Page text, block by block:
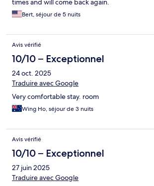
times and will come back again.
Bert, séjour de 5 nuits
Avis vérifié
10/10 – Exceptionnel
24 oct. 2025
Traduire avec Google
Very comfortable stay. room
Wing Ho, séjour de 3 nuits
Avis vérifié
10/10 – Exceptionnel
27 juin 2025
Traduire avec Google